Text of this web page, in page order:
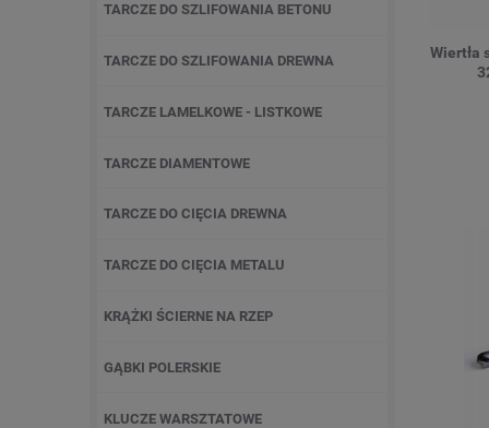
TARCZE DO SZLIFOWANIA BETONU
TARCZE DO SZLIFOWANIA DREWNA
TARCZE LAMELKOWE - LISTKOWE
TARCZE DIAMENTOWE
TARCZE DO CIĘCIA DREWNA
TARCZE DO CIĘCIA METALU
KRĄŻKI ŚCIERNE NA RZEP
GĄBKI POLERSKIE
KLUCZE WARSZTATOWE
Wiertła